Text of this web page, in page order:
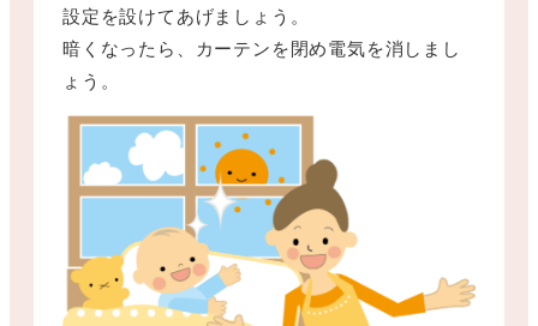
設定を設けてあげましょう。
暗くなったら、カーテンを閉め電気を消しまし
ょう。